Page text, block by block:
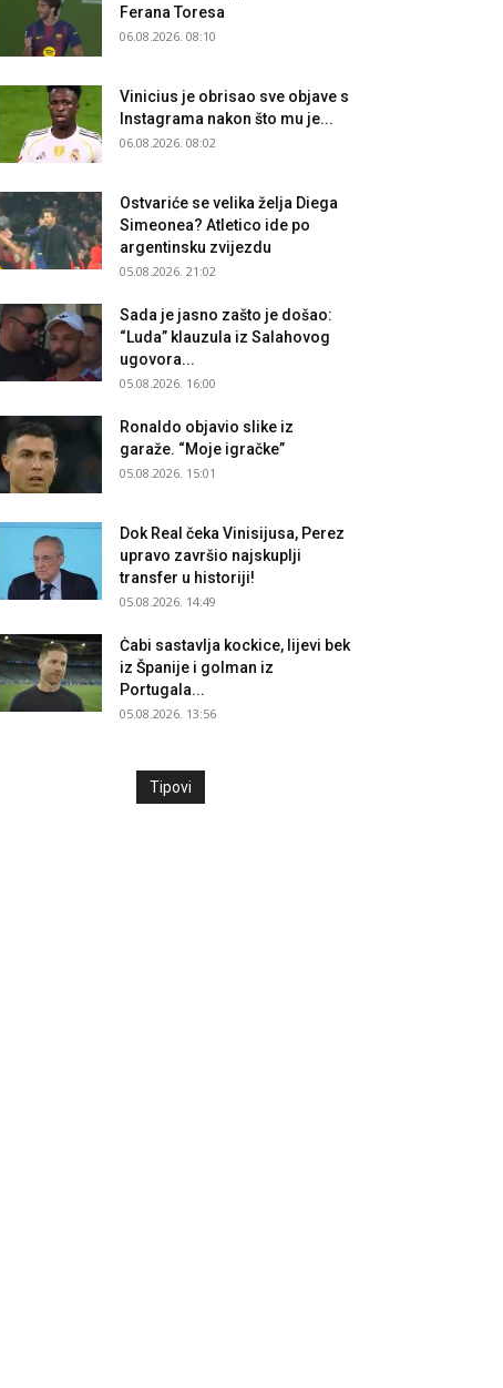
Ferana Toresa
06.08.2026. 08:10
Vinicius je obrisao sve objave s
Instagrama nakon što mu je...
06.08.2026. 08:02
Ostvariće se velika želja Diega
Simeonea? Atletico ide po
argentinsku zvijezdu
05.08.2026. 21:02
Sada je jasno zašto je došao:
“Luda” klauzula iz Salahovog
ugovora...
05.08.2026. 16:00
Ronaldo objavio slike iz
garaže. “Moje igračke”
05.08.2026. 15:01
Dok Real čeka Vinisijusa, Perez
upravo završio najskuplji
transfer u historiji!
05.08.2026. 14:49
Ċabi sastavlja kockice, lijevi bek
iz Španije i golman iz
Portugala...
05.08.2026. 13:56
Tipovi